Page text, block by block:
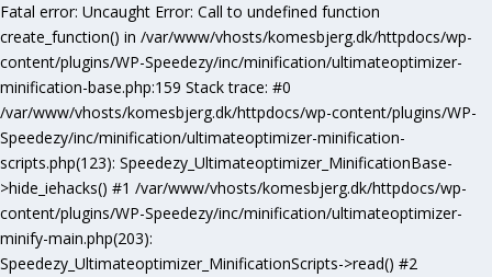
Fatal error: Uncaught Error: Call to undefined function
create_function() in /var/www/vhosts/komesbjerg.dk/httpdocs/wp-
content/plugins/WP-Speedezy/inc/minification/ultimateoptimizer-
minification-base.php:159 Stack trace: #0
/var/www/vhosts/komesbjerg.dk/httpdocs/wp-content/plugins/WP-
Speedezy/inc/minification/ultimateoptimizer-minification-
scripts.php(123): Speedezy_Ultimateoptimizer_MinificationBase-
>hide_iehacks() #1 /var/www/vhosts/komesbjerg.dk/httpdocs/wp-
content/plugins/WP-Speedezy/inc/minification/ultimateoptimizer-
minify-main.php(203):
Speedezy_Ultimateoptimizer_MinificationScripts->read() #2